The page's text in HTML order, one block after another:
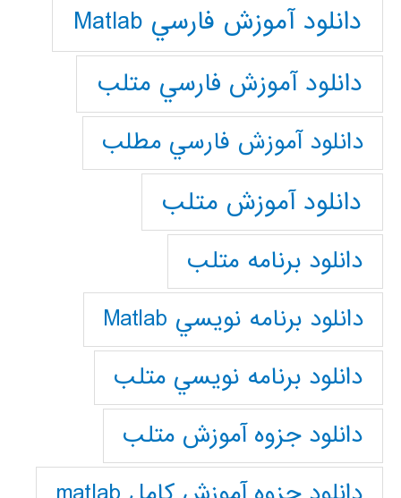
دانلود آموزش فارسي Matlab
دانلود آموزش فارسي متلب
دانلود آموزش فارسي مطلب
دانلود آموزش متلب
دانلود برنامه متلب
دانلود برنامه نويسي Matlab
دانلود برنامه نويسي متلب
دانلود جزوه آموزش متلب